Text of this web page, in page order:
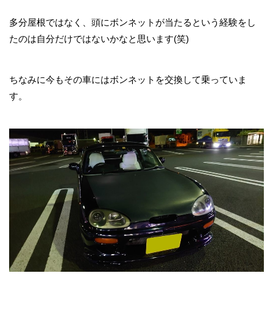
多分屋根ではなく、頭にボンネットが当たるという経験をし
たのは自分だけではないかなと思います(笑)
ちなみに今もその車にはボンネットを交換して乗っていま
す。